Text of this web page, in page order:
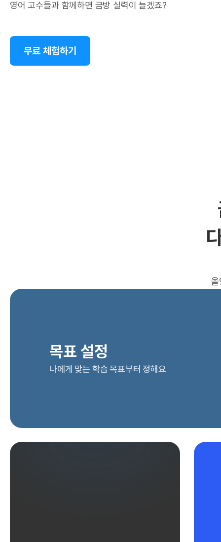
영어 고수들과 함께하면 금방 실력이 늘겠죠?
무료 체험하기
목표 설정
나에게 맞는 학습 목표부터 정해요